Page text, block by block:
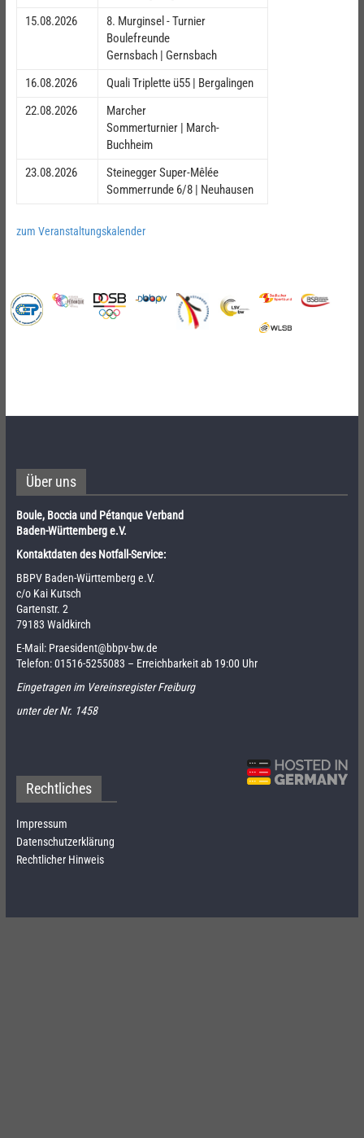
15.08.2026
8. Murginsel - Turnier
Boulefreunde
Gernsbach | Gernsbach
16.08.2026
Quali Triplette ü55 | Bergalingen
22.08.2026
Marcher
Sommerturnier | March-
Buchheim
23.08.2026
Steinegger Super-Mêlée
Sommerrunde 6/8 | Neuhausen
zum Veranstaltungskalender
Über uns
Boule, Boccia und Pétanque Verband
Baden-Württemberg e.V.
Kontaktdaten des Notfall-Service:
BBPV Baden-Württemberg e.V.
c/o Kai Kutsch
Gartenstr. 2
79183 Waldkirch
E-Mail: Praesident@bbpv-bw.de
Telefon:01516-5255083 – Erreichbarkeit ab 19:00 Uhr
Eingetragen im Vereinsregister Freiburg
unter der Nr. 1458
Rechtliches
Impressum
Datenschutzerklärung
Rechtlicher Hinweis